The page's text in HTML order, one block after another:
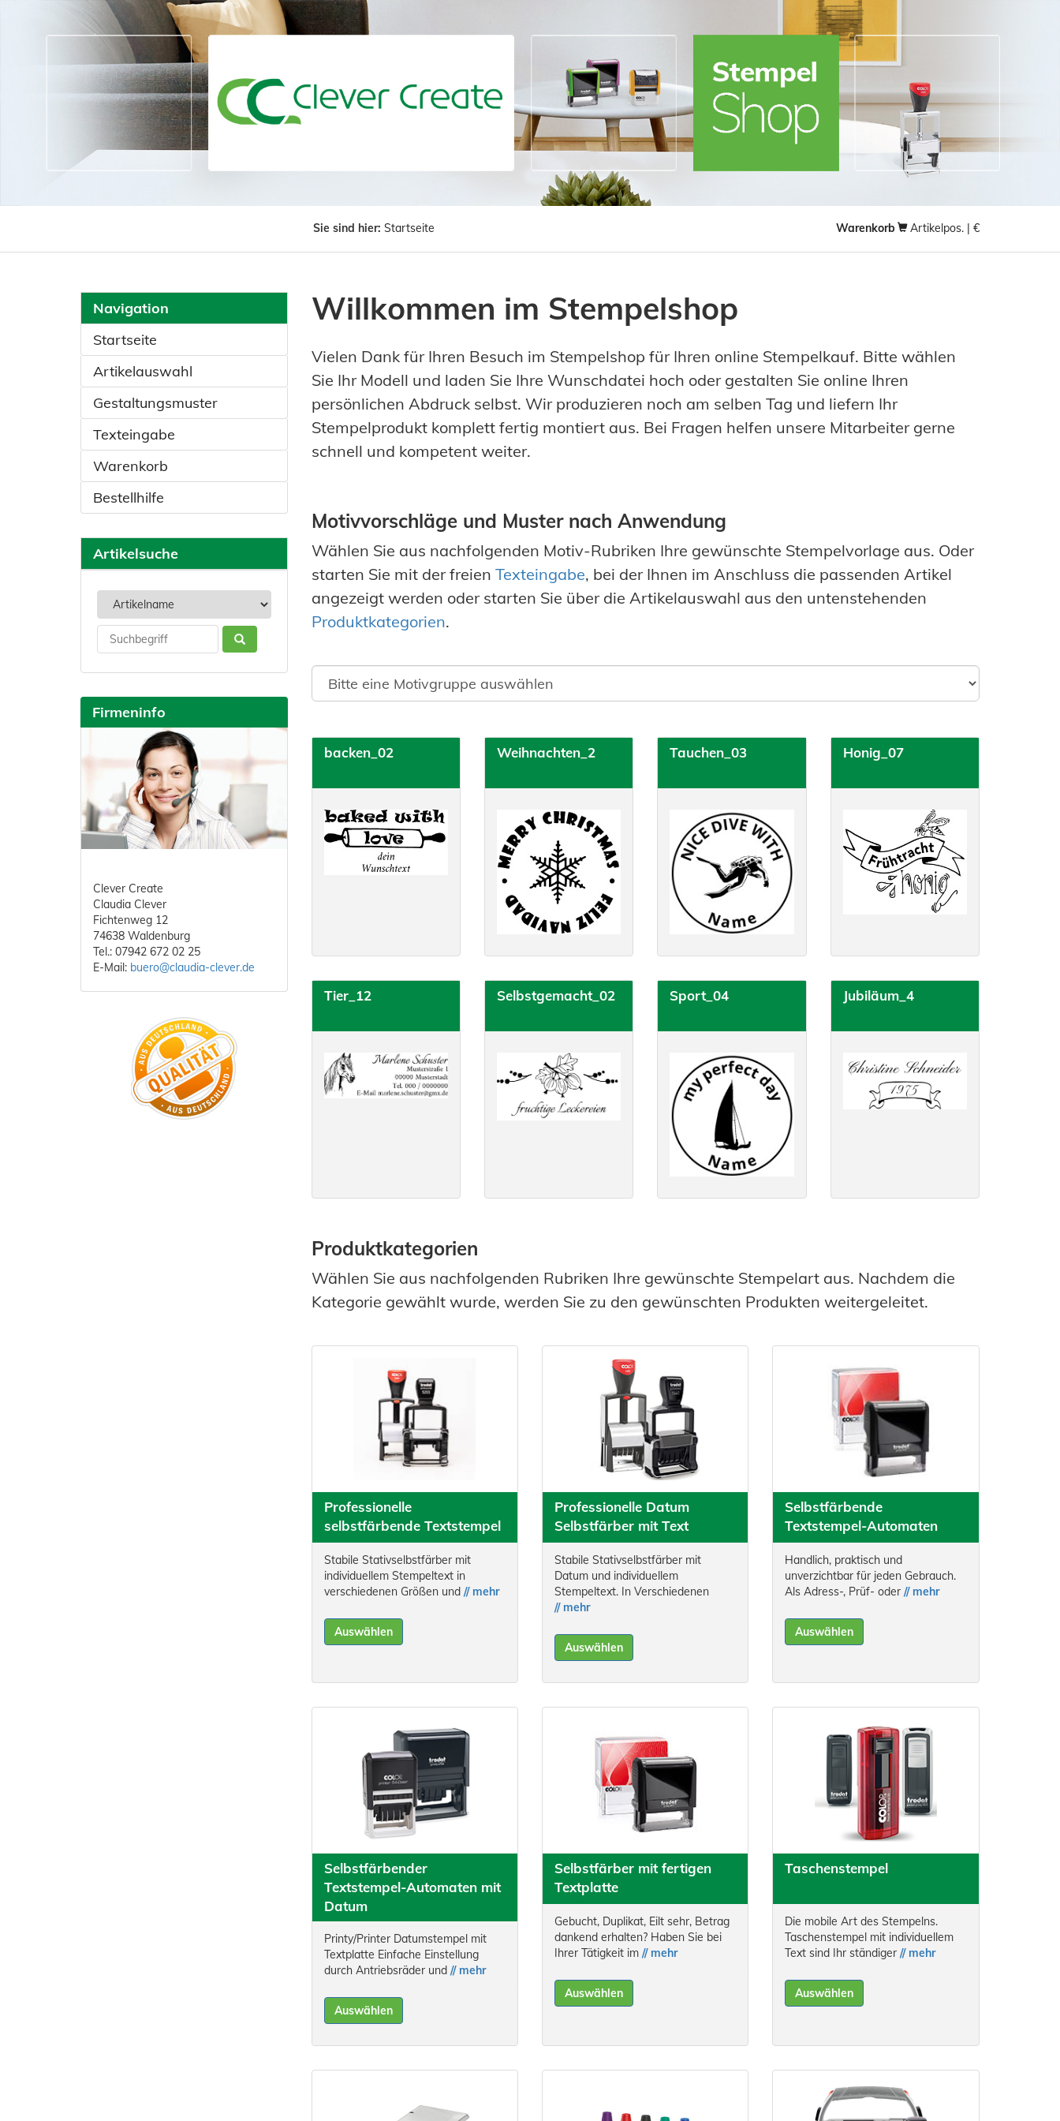
Sie sind hier: Startseite Warenkorb Artikelpos. | €
Navigation
Startseite
Artikelauswahl
Gestaltungsmuster
Texteingabe
Warenkorb
Bestellhilfe
Artikelsuche
Firmeninfo
Clever Create
Claudia Clever
Fichtenweg 12
74638 Waldenburg
Tel.: 07942 672 02 25
E-Mail: buero@claudia-clever.de
Willkommen im Stempelshop
Vielen Dank für Ihren Besuch im Stempelshop für Ihren online Stempelkauf. Bitte wählen
Sie Ihr Modell und laden Sie Ihre Wunschdatei hoch oder gestalten Sie online Ihren
persönlichen Abdruck selbst. Wir produzieren noch am selben Tag und liefern Ihr
Stempelprodukt komplett fertig montiert aus. Bei Fragen helfen unsere Mitarbeiter gerne
schnell und kompetent weiter.
Motivvorschläge und Muster nach Anwendung
Wählen Sie aus nachfolgenden Motiv-Rubriken Ihre gewünschte Stempelvorlage aus. Oder
starten Sie mit der freien Texteingabe, bei der Ihnen im Anschluss die passenden Artikel
angezeigt werden oder starten Sie über die Artikelauswahl aus den untenstehenden
Produktkategorien.
backen_02 Weihnachten_2 Tauchen_03 Honig_07
Tier_12 Selbstgemacht_02 Sport_04 Jubiläum_4
Produktkategorien
Wählen Sie aus nachfolgenden Rubriken Ihre gewünschte Stempelart aus. Nachdem die
Kategorie gewählt wurde, werden Sie zu den gewünschten Produkten weitergeleitet.
Professionelle
selbstfärbende Textstempel
Stabile Stativselbstfärber mit
individuellem Stempeltext in
verschiedenen Größen und // mehr
Auswählen
Professionelle Datum
Selbstfärber mit Text
Stabile Stativselbstfärber mit
Datum und individuellem
Stempeltext. In Verschiedenen
// mehr
Auswählen
Selbstfärbende
Textstempel-Automaten
Handlich, praktisch und
unverzichtbar für jeden Gebrauch.
Als Adress-, Prüf- oder// mehr
Auswählen
Selbstfärbender
Textstempel-Automaten mit
Datum
Printy/Printer Datumstempel mit
Textplatte Einfache Einstellung
durch Antriebsräder und // mehr
Auswählen
Selbstfärber mit fertigen
Textplatte
Gebucht, Duplikat, Eilt sehr, Betrag
dankend erhalten? Haben Sie bei
Ihrer Tätigkeit im // mehr
Auswählen
Taschenstempel
Die mobile Art des Stempelns.
Taschenstempel mit individuellem
Text sind Ihr ständiger// mehr
Auswählen